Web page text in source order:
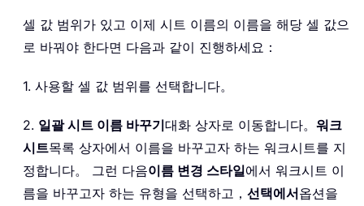
셀 값 범위가 있고 이제 시트 이름의 이름을 해당 셀 값으
로 바꿔야 한다면 다음과 같이 진행하세요：
1. 사용할 셀 값 범위를 선택합니다。
2. 일괄 시트 이름 바꾸기대화 상자로 이동합니다。 워크
시트목록 상자에서 이름을 바꾸고자 하는 워크시트를 지
정합니다。 그런 다음이름 변경 스타일에서 워크시트 이
름을 바꾸고자 하는 유형을 선택하고， 선택에서옵션을